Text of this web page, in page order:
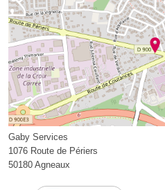
Gaby Services
1076 Route de Périers
50180 Agneaux